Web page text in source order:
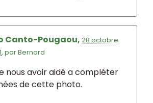
Canto-Pougaou, 28 octobre
, parBernard
nous avoir aidé a compléter
de cette photo.